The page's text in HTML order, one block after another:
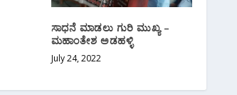
ಸಾಧನೆ ಮಾಡಲು ಗುರಿ ಮುಖ್ಯ –
ಮಹಾಂತೇಶ ಅಡಹಳ್ಳಿ
July 24, 2022